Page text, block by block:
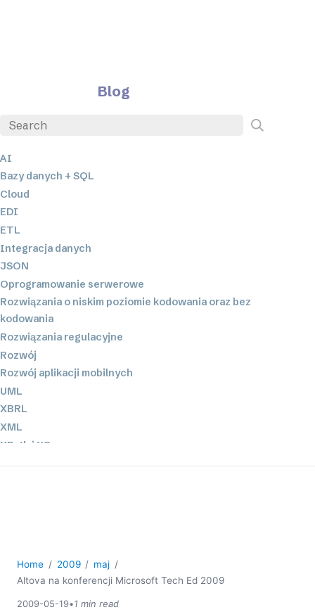
Blog
AI
Bazy danych + SQL
Cloud
EDI
ETL
Integracja danych
JSON
Oprogramowanie serwerowe
Rozwiązania o niskim poziomie kodowania oraz bez
kodowania
Rozwiązania regulacyjne
Rozwój
Rozwój aplikacji mobilnych
UML
XBRL
XML
XPath i XQuery
XSL
2023
2022
2021
Home 2009
maj
Altova na konferencji Microsoft Tech Ed 2009
2009-05-19•1 min read